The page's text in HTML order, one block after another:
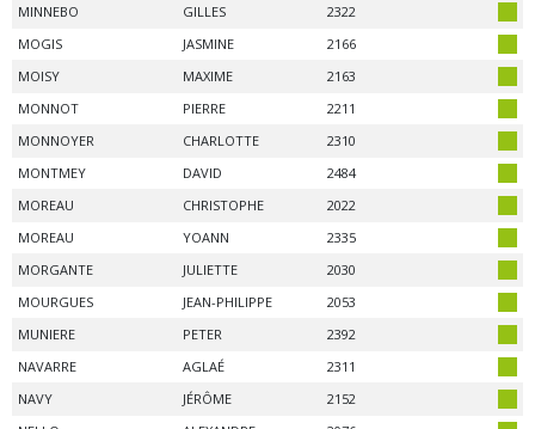
MINNEBO
GILLES
2322
MOGIS
JASMINE
2166
MOISY
MAXIME
2163
MONNOT
PIERRE
2211
MONNOYER
CHARLOTTE
2310
MONTMEY
DAVID
2484
MOREAU
CHRISTOPHE
2022
MOREAU
YOANN
2335
MORGANTE
JULIETTE
2030
MOURGUES
JEAN-PHILIPPE
2053
MUNIERE
PETER
2392
NAVARRE
AGLAÉ
2311
NAVY
JÉRÔME
2152